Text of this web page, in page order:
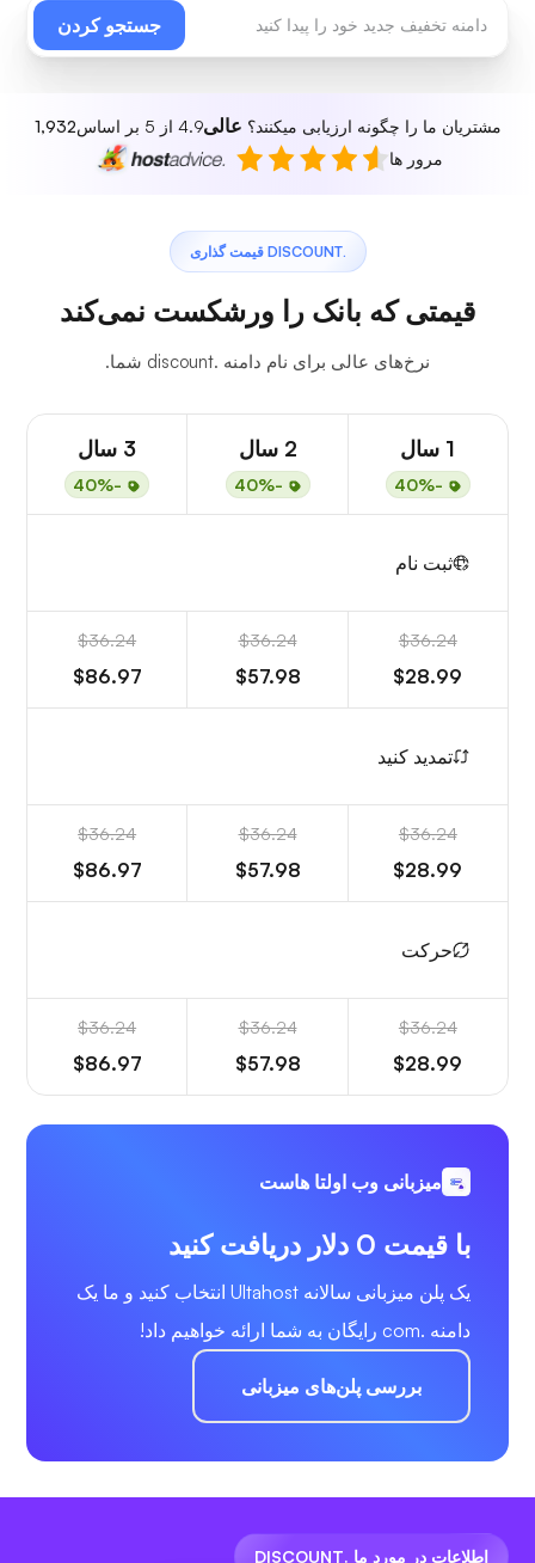
جستجو کردن
مشتریان ما را چگونه ارزیابی میکنند؟ عالی4.9 از 5 بر اساس
1,932
مرور ها
.DISCOUNT قیمت گذاری
قیمتی که بانک را ورشکست نمی‌کند
نرخ‌های عالی برای نام دامنه .discount شما.
1 سال
-40%
2 سال
-40%
3 سال
-40%
ثبت نام
$36.24
$28.99
$36.24
$57.98
$36.24
$86.97
تمدید کنید
$36.24
$28.99
$36.24
$57.98
$36.24
$86.97
حرکت
$36.24
$28.99
$36.24
$57.98
$36.24
$86.97
میزبانی وب اولتا هاست
با قیمت 0 دلار دریافت کنید
یک پلن میزبانی سالانه Ultahost انتخاب کنید و ما یک
دامنه .com رایگان به شما ارائه خواهیم داد!
بررسی پلن‌های میزبانی
اطلاعات در مورد ما .DISCOUNT